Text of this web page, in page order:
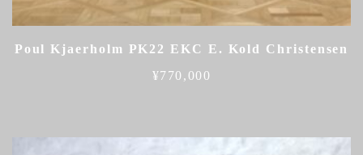
Poul Kjaerholm PK22 EKC E. Kold Christensen
¥770,000